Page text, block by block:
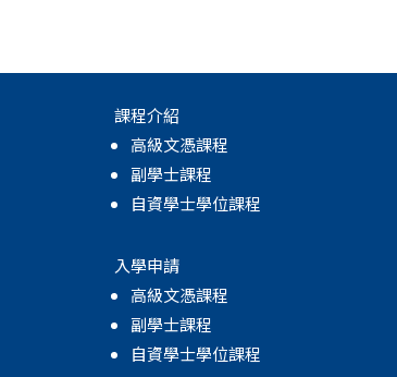
大
課程介紹
高級文憑課程
副學士課程
自資學士學位課程
入學申請
高級文憑課程
副學士課程
自資學士學位課程